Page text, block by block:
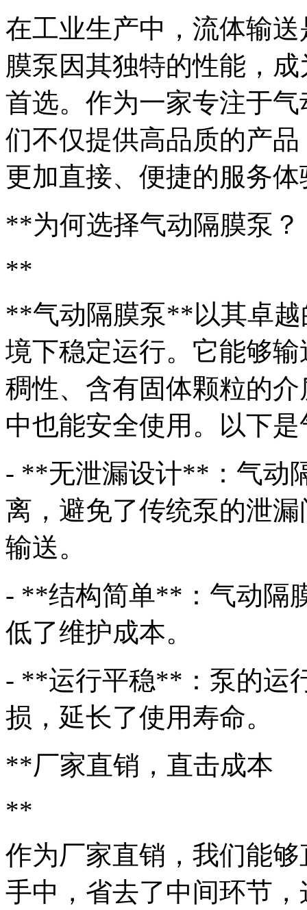
在工业生产中，流体输
膜泵因其独特的性能，
首选。作为一家专注于
们不仅提供高品质的产
更加直接、便捷的服务体
**为何选择气动隔膜泵？
**
**气动隔膜泵**以其卓越
境下稳定运行。它能够
稠性、含有固体颗粒的
中也能安全使用。以下
- **无泄漏设计**：气动
离，避免了传统泵的泄
输送。
- **结构简单**：气动隔
低了维护成本。
- **运行平稳**：泵的运
损，延长了使用寿命。
**厂家直销，直击成本
**
作为厂家直销，我们能
手中，省去了中间环节